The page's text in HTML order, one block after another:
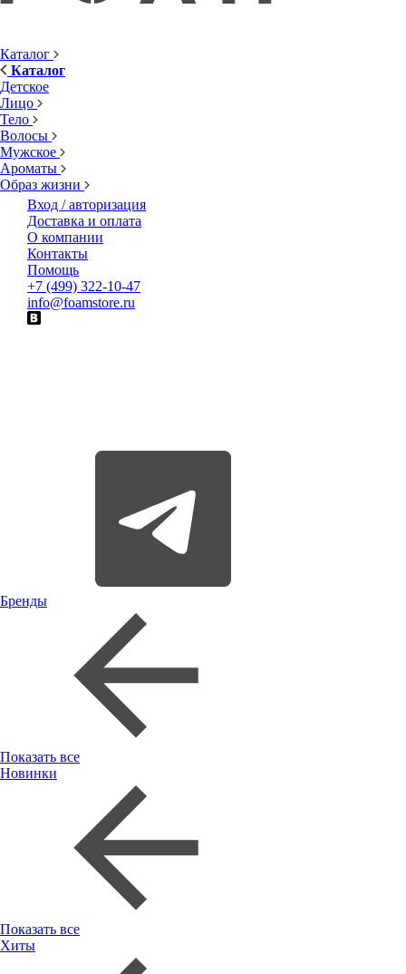
Каталог
Каталог
Детское
Лицо
Тело
Волосы
Мужское
Ароматы
Образ жизни
Вход / авторизация
Доставка и оплата
О компании
Контакты
Помощь
+7 (499) 322-10-47
info@foamstore.ru
Бренды
Показать все
Новинки
Показать все
Хиты